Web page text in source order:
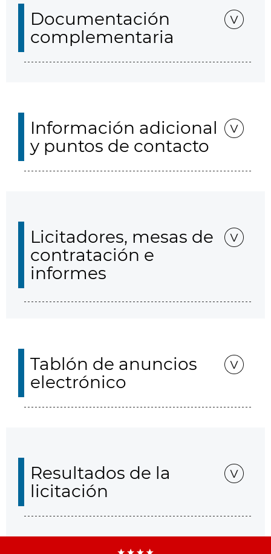
Documentación
complementaria
Información adicional
y puntos de contacto
Licitadores, mesas de
contratación e
informes
Tablón de anuncios
electrónico
Resultados de la
licitación